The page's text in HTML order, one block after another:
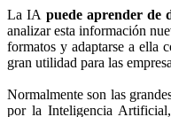
La IA puede aprender de
analizar esta información
formatos y adaptarse a ella
gran utilidad para las
Normalmente son las
por la Inteligencia